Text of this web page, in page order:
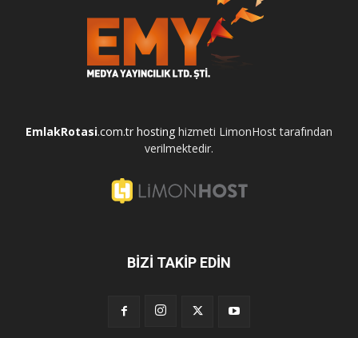
EmlakRotasi.com.tr hosting hizmeti LimonHost tarafından
verilmektedir.
BİZİ TAKİP EDİN